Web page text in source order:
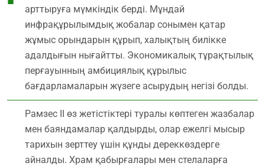
арттыруға мүмкіндік берді. Мұндай
инфрақұрылымдық жобалар сонымен қатар
жұмыс орындарын құрып, халықтың билікке
адалдығын нығайтты. Экономикалық тұрақтылық
перғауынның амбициялық құрылыс
бағдарламаларын жүзеге асырудың негізі болды.
Рамзес ІІ өз жетістіктері туралы көптеген жазбалар
мен баяндамалар қалдырды, олар ежелгі мысыр
тарихын зерттеу үшін құнды дереккөздерге
айналды. Храм қабырғалары мен стелаларға